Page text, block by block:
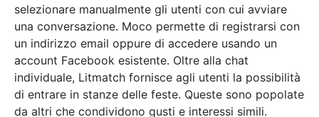
selezionare manualmente gli utenti con cui avviare
una conversazione. Moco permette di registrarsi con
un indirizzo email oppure di accedere usando un
account Facebook esistente. Oltre alla chat
individuale, Litmatch fornisce agli utenti la possibilità
di entrare in stanze delle feste. Queste sono popolate
da altri che condividono gusti e interessi simili.